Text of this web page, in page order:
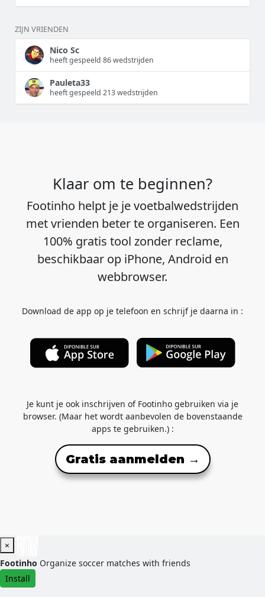
ZIJN VRIENDEN
Nico Sc
heeft gespeeld 86 wedstrijden
Pauleta33
heeft gespeeld 213 wedstrijden
Klaar om te beginnen?
Footinho helpt je je voetbalwedstrijden
met vrienden beter te organiseren. Een
100% gratis tool zonder reclame,
beschikbaar op iPhone, Android en
webbrowser.
Download de app op je telefoon en schrijf je daarna in :
Je kunt je ook inschrijven of Footinho gebruiken via je
browser. (Maar het wordt aanbevolen de bovenstaande
apps te gebruiken.) :
Gratis aanmelden →
×
Footinho Organize soccer matches with friends
Install